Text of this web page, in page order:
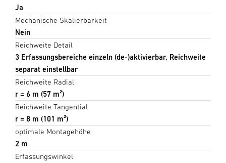
Ja
Mechanische Skalierbarkeit
Nein
Reichweite Detail
3 Erfassungsbereiche einzeln (de-)aktivierbar, Reichweite
separat einstellbar
Reichweite Radial
r = 6 m (57 m²)
Reichweite Tangential
r = 8 m (101 m²)
optimale Montagehöhe
2 m
Erfassungswinkel